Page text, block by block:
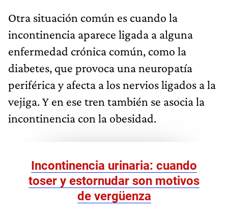
Otra situación común es cuando la
incontinencia aparece ligada a alguna
enfermedad crónica común, como la
diabetes, que provoca una neuropatía
periférica y afecta a los nervios ligados a la
vejiga. Y en ese tren también se asocia la
incontinencia con la obesidad.
Incontinencia urinaria: cuando
toser y estornudar son motivos
de vergüenza